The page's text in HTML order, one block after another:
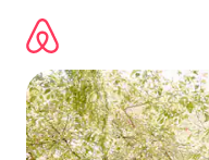
direct
naar
inhoud